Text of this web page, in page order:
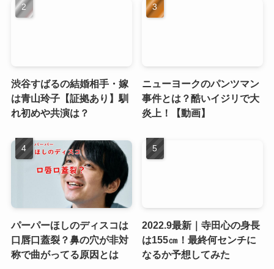
渋谷すばるの結婚相手・嫁
は青山玲子【証拠あり】馴
れ初めや共演は？
ニューヨークのパンツマン
事件とは？酷いイジリで大
炎上！【動画】
パーパーほしのディスコは
口唇口蓋裂？鼻の穴が非対
称で曲がってる原因とは
2022.9最新｜寺田心の身長
は155㎝！最終何センチに
なるか予想してみた